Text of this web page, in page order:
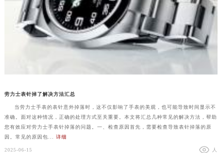
劳力士表针掉了解决方法汇总
当劳力士手表的表针意外掉落时，这不仅影响了手表的美观，也可能导致时间显示不
准确。面对这种情况，正确的处理方式至关重要。本文将汇总几种常见的解决方法，帮助
您有效应对劳力士手表针掉落的问题。一、检查原因首先，需要检查导致表针掉落的原
因。常见的原因包... 详细
2025-06-15 人